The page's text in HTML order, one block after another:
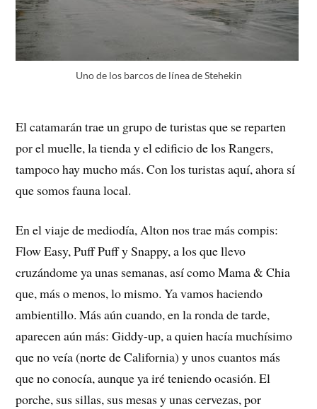
Uno de los barcos de línea de Stehekin
El catamarán trae un grupo de turistas que se reparten
por el muelle, la tienda y el edificio de los Rangers,
tampoco hay mucho más. Con los turistas aquí, ahora sí
que somos fauna local.
En el viaje de mediodía, Alton nos trae más compis:
Flow Easy, Puff Puff y Snappy, a los que llevo
cruzándome ya unas semanas, así como Mama & Chia
que, más o menos, lo mismo. Ya vamos haciendo
ambientillo. Más aún cuando, en la ronda de tarde,
aparecen aún más: Giddy-up, a quien hacía muchísimo
que no veía (norte de California) y unos cuantos más
que no conocía, aunque ya iré teniendo ocasión. El
porche, sus sillas, sus mesas y unas cervezas, por